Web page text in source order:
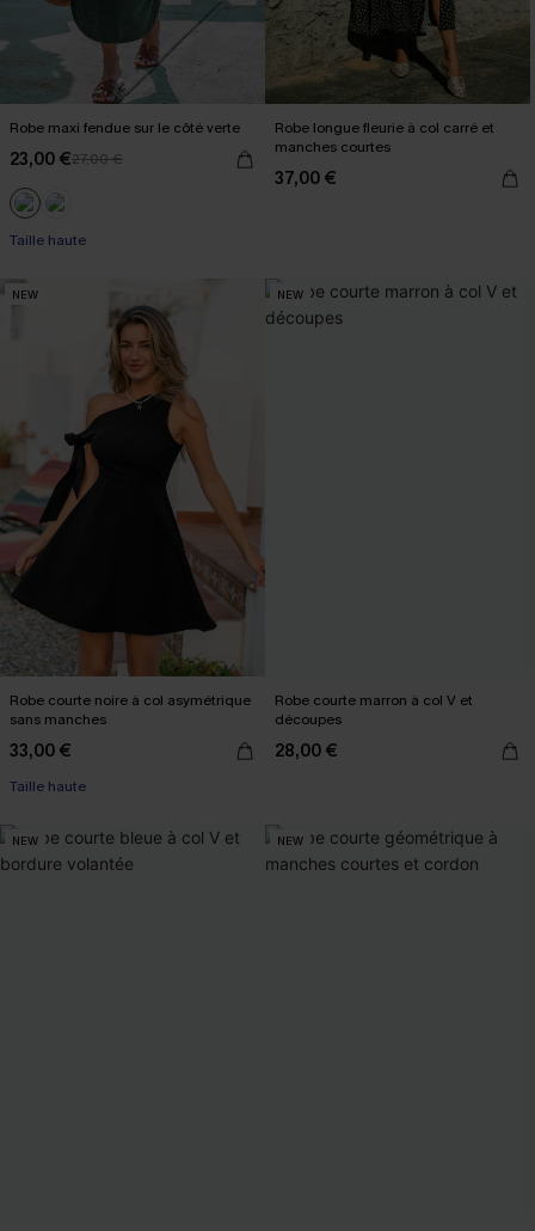
Robe maxi fendue sur le côté verte
23,00 €27,00 €
Taille haute
Robe longue fleurie à col carré et
manches courtes
37,00 €
NEW
Robe courte noire à col asymétrique
sans manches
33,00 €
Taille haute
NEW
Robe courte marron à col V et
découpes
28,00 €
NEW NEW